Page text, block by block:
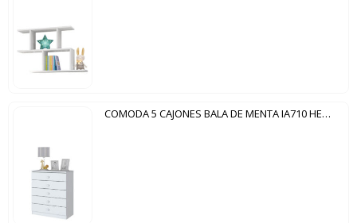
COMODA 5 CAJONES BALA DE MENTA IA710 HENN BLANCO